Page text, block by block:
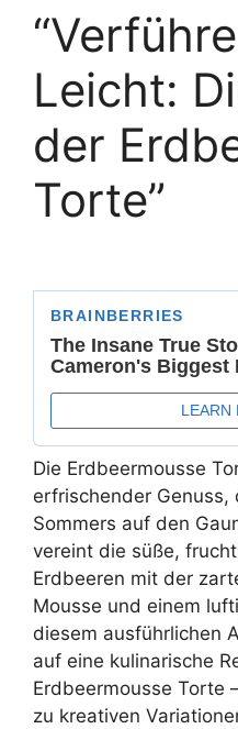
Leicht:
der
Torte”
Die Erdbeermousse
erfrischender
Sommers auf den
vereint die süße,
Erdbeeren mit der
Mousse und einem
diesem ausführlichen
auf eine kulinarische
Erdbeermousse Torte
zu kreativen